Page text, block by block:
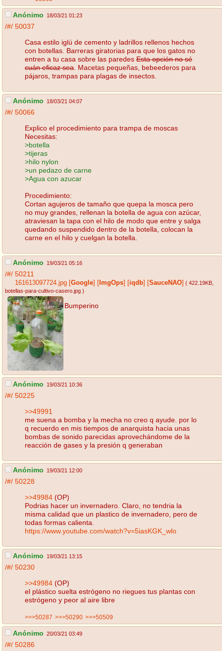
Anónimo 18/03/21 01:23
/#/ 50037
Casa estilo iglú de cemento y ladrillos rellenos hechos
con botellas. Barreras giratorias para que los gatos no
entren a tu casa sobre las paredes Esta opción no sé
cuán eficaz sea . Macetas pequeñas, bebeederos para
pájaros, trampas para plagas de insectos.
Anónimo 18/03/21 04:07
/#/ 50066
Explico el procedimiento para trampa de moscas
Necesitas:
>botella
>tijeras
>hilo nylon
>un pedazo de carne
>Agua con azucar
Procedimiento:
Cortan agujeros de tamaño que quepa la mosca pero
no muy grandes, rellenan la botella de agua con azúcar,
atraviesan la tapa con el hilo de modo que entre y salga
quedando suspendido dentro de la botella, colocan la
carne en el hilo y cuelgan la botella.
Anónimo 19/03/21 05:16
/#/ 50211
161613097724.jpg Google ImgOps iqdb SauceNAO ( 422.19KB
botellas-para-cultivo-casero.jpg )
Bumperino
Anónimo 19/03/21 10:36
/#/ 50225
>>49991
me suena a bomba y la mecha no creo q ayude. por lo
q recuerdo en mis tiempos de anarquista hacia unas
bombas de sonido parecidas aprovechándome de la
reacción de gases y la presión q generaban
Anónimo 19/03/21 12:00
/#/ 50228
>>49984 (OP)
Podrias hacer un invernadero. Claro, no tendria la
misma calidad que un plastico de invernadero, pero de
todas formas calienta.
https://www.youtube.com/watch?v=5iasKGK_wlo
Anónimo 19/03/21 13:15
/#/ 50230
>>49984 (OP)
el plástico suelta estrógeno no riegues tus plantas con
estrógeno y peor al aire libre
>>>50287 >>>50290 >>>50509
Anónimo 20/03/21 03:49
/#/ 50286